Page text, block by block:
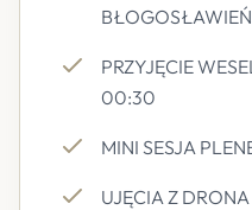
PRZYJĘCIE
00:30
MINI SESJA
UJĘCIA Z